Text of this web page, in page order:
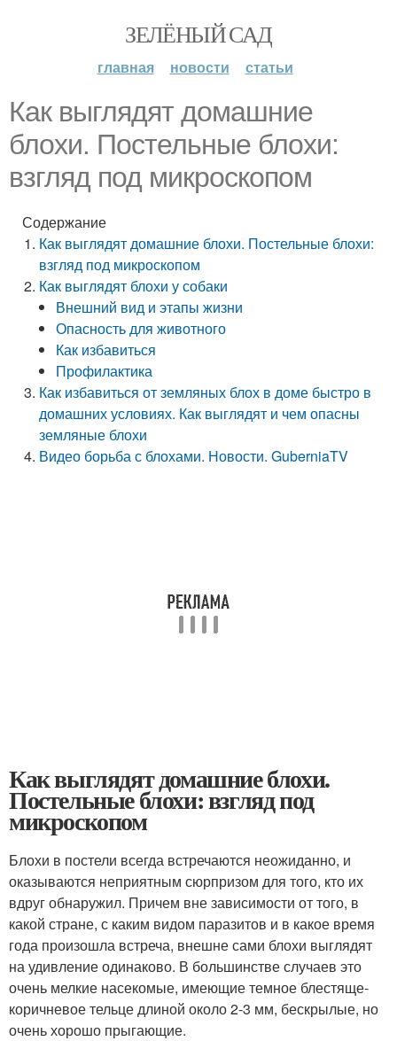
ЗЕЛЁНЫЙ САД
главная новости статьи
Как выглядят домашние
блохи. Постельные блохи:
взгляд под микроскопом
Содержание
Как выглядят домашние блохи. Постельные блохи:
взгляд под микроскопом
Как выглядят блохи у собаки
Внешний вид и этапы жизни
Опасность для животного
Как избавиться
Профилактика
Как избавиться от земляных блох в доме быстро в
домашних условиях. Как выглядят и чем опасны
земляные блохи
Видео борьба с блохами. Новости. GuberniaTV
Как выглядят домашние блохи.
Постельные блохи: взгляд под
микроскопом
Блохи в постели всегда встречаются неожиданно, и
оказываются неприятным сюрпризом для того, кто их
вдруг обнаружил. Причем вне зависимости от того, в
какой стране, с каким видом паразитов и в какое время
года произошла встреча, внешне сами блохи выглядят
на удивление одинаково. В большинстве случаев это
очень мелкие насекомые, имеющие темное блестяще-
коричневое тельце длиной около 2-3 мм, бескрылые, но
очень хорошо прыгающие.